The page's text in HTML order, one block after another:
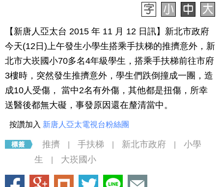
【新唐人亞太台 2015 年 11 月 12 日訊】新北市政府
今天(12日)上午發生小學生搭乘手扶梯的推擠意外，新
北市大崁國小70多名4年級學生，搭乘手扶梯前往市府
3樓時，突然發生推擠意外，學生們跌倒撞成一團，造
成10人受傷， 當中2名有外傷，其他都是扭傷，所幸
送醫後都無大礙，事發原因還在釐清當中。
按讚加入 新唐人亞太電視台粉絲團
推擠 手扶梯 新北市政府
小學
生
大崁國小